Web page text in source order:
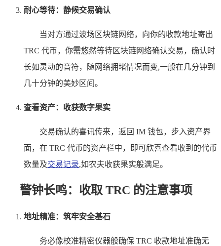
耐心等待：静候交易确认
当对方通过波场区块链网络，向你的收款地址寄出
TRC 代币，你需悠然等待区块链网络确认交易，确认时
长如灵动的音符，随网络拥堵情况而变,一般在几分钟到
几十分钟的美妙区间。
查看资产：收获数字果实
交易确认的喜讯传来，返回 IM 钱包，步入资产界
面，在 TRC 代币的资产栏中，即可欣喜查看收到的代币
数量及交易记录,如农夫收获果实般满足。
警钟长鸣：收取 TRC 的注意事项
地址精准：筑牢安全基石
务必像校准精密仪器般确保 TRC 收款地址准确无